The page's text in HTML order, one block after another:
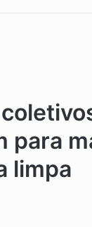
para
limpa